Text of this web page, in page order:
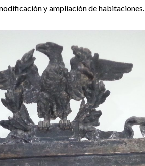
y ampliación de habitaciones.